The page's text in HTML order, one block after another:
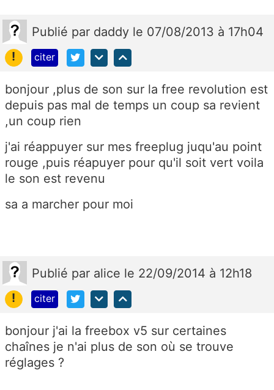
Publié par daddy le 07/08/2013 à 17h04
!
citer
bonjour ,plus de son sur la free revolution est
depuis pas mal de temps un coup sa revient
,un coup rien
j'ai réappuyer sur mes freeplug juqu'au point
rouge ,puis réapuyer pour qu'il soit vert voila
le son est revenu
sa a marcher pour moi
Publié par alice le 22/09/2014 à 12h18
!
citer
bonjour j'ai la freebox v5 sur certaines
chaînes je n'ai plus de son où se trouve
réglages ?